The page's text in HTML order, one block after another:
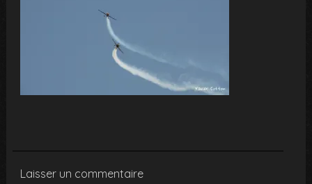
Laisser un commentaire